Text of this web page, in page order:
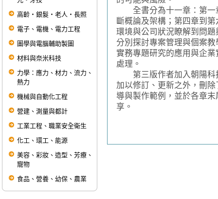
高齡‧銀髮‧老人‧長照
電子、電機、電力工程
圖學與電腦輔助製圖
材料與奈米科技
力學：應力、材力、流力、
熱力
機械與自動化工程
營建、測量與都計
工業工程、職業安全衛生
化工、環工、能源
美容、彩妝、造型、芳療、
寵物
食品、營養、幼保、農業
全書分為十一章：第一
斷概論及架構；第四章到
環境與公司狀況瞭解到問
分別探討專案管理與個案
實務專題研究的應用與企
處理。
第三版作者加入朝陽科
加以修訂、更新之外，刪
導與製作範例，並於各章
享。